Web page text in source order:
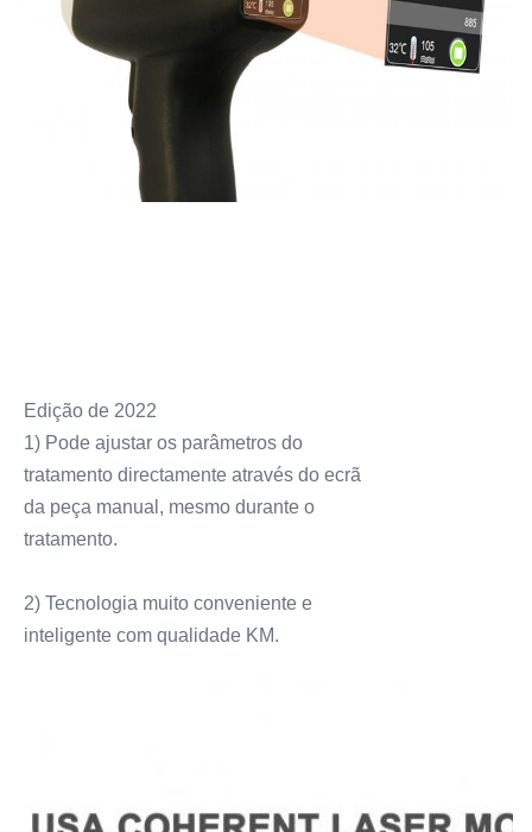
Edição de 2022
1) Pode ajustar os parâmetros do
tratamento directamente através do ecrã
da peça manual, mesmo durante o
tratamento.
2) Tecnologia muito conveniente e
inteligente com qualidade KM.